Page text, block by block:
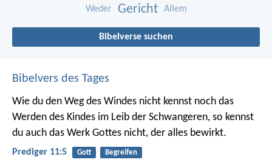
Weder Gericht Allem
Bibelverse suchen
Bibelvers des Tages
Wie du den Weg des Windes nicht kennst noch das
Werden des Kindes im Leib der Schwangeren, so kennst
du auch das Werk Gottes nicht, der alles bewirkt.
Prediger 11:5 Gott Begreifen